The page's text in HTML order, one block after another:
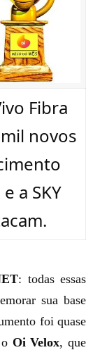
Fibra
novos
a SKY
: todas essas
sua base
foi quase
Oi Velox, que